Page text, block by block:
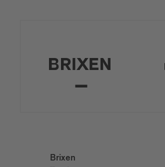
Brixen